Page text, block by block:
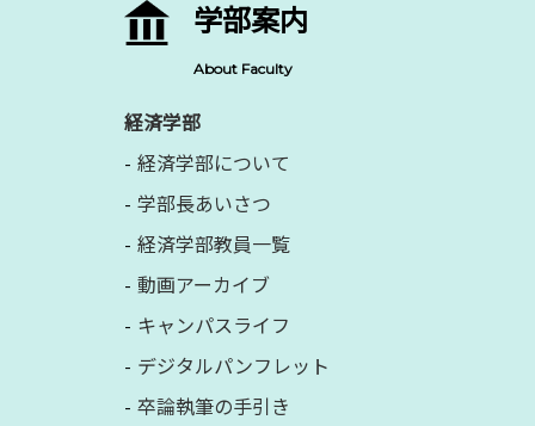
学部案内
About Faculty
経済学部
経済学部について
学部長あいさつ
経済学部教員一覧
動画アーカイブ
キャンパスライフ
デジタルパンフレット
卒論執筆の手引き